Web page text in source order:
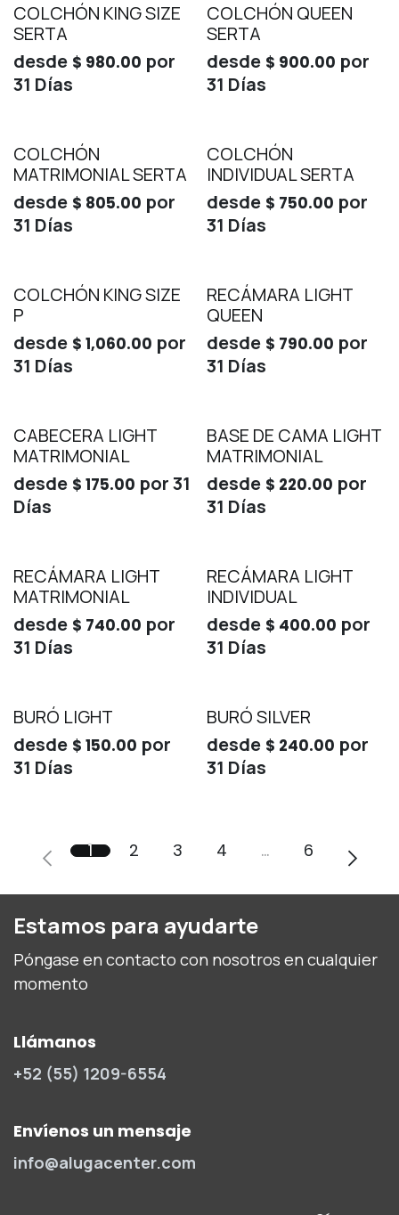
COLCHÓN KING SIZE
SERTA
desde $ 980.00 por
31 Días
COLCHÓN QUEEN
SERTA
desde $ 900.00 por
31 Días
COLCHÓN
MATRIMONIAL SERTA
desde $ 805.00 por
31 Días
COLCHÓN
INDIVIDUAL SERTA
desde $ 750.00 por
31 Días
COLCHÓN KING SIZE
P
desde $ 1,060.00 por
31 Días
RECÁMARA LIGHT
QUEEN
desde $ 790.00 por
31 Días
CABECERA LIGHT
MATRIMONIAL
desde $ 175.00 por31
Días
BASE DE CAMA LIGHT
MATRIMONIAL
desde $ 220.00 por
31 Días
RECÁMARA LIGHT
MATRIMONIAL
desde $ 740.00 por
31 Días
RECÁMARA LIGHT
INDIVIDUAL
desde $ 400.00 por
31 Días
BURÓ LIGHT
desde $ 150.00 por
31 Días
BURÓ SILVER
desde $ 240.00 por
31 Días
1 2 3 4 … 6
Estamos para ayudarte
Póngase en contacto con nosotros en cualquier
momento
Llámanos
+52 (55) 1209-6554
Envíenos un mensaje
info@alugacenter.com